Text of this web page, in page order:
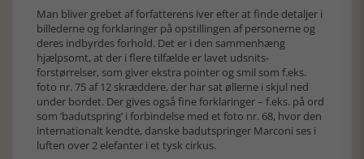
Man bliver grebet af forfatterens iver efter at finde detaljer i
billederne og forklaringer på opstillingen af personerne og
deres indbyrdes forhold. Det er i den sammenhæng
hjælpsomt, at der i flere tilfælde er lavet udsnits-
forstørrelser, som giver ekstra pointer og smil som f.eks.
foto nr. 75 af 12 skræddere, der har sat øllerne i skjul ned
under bordet. Der gives også fine forklaringer – f.eks. på ord
som ’badutspring’ i forbindelse med et foto nr. 68, hvor den
internationalt kendte, danske badutspringer Marconi ses i
luften over 2 elefanter i et tysk cirkus.